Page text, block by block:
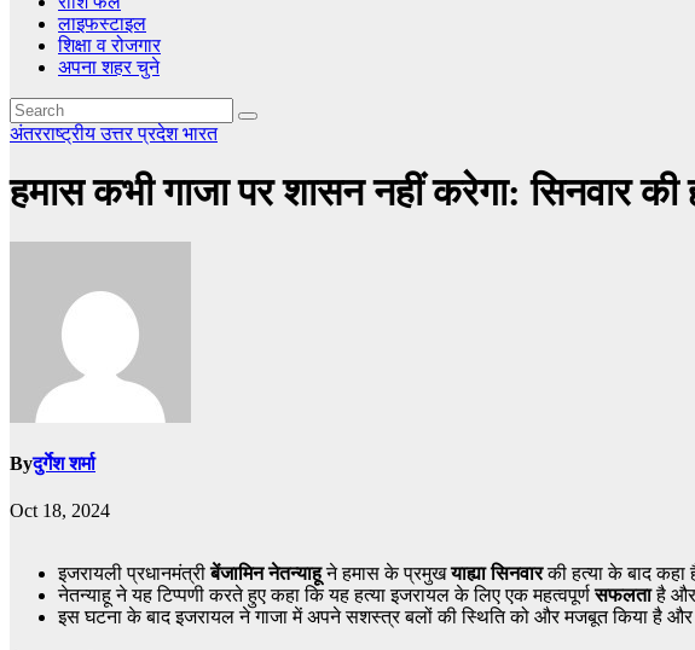
लाइफस्टाइल
शिक्षा व रोजगार
अपना शहर चुने
अंतरराष्ट्रीयउत्तर प्रदेशभारत
हमास कभी गाजा पर शासन नहीं करेगा: सिनवार
Byदुर्गेश शर्मा
Oct 18, 2024
इजरायली प्रधानमंत्रीबेंजामिन नेतन्याहूने हमास के प्रमुखयाह्या सिनवारकी हत्या के बाद कहा
नेतन्याहू ने यह टिप्पणी करते हुए कहा कि यह हत्या इजरायल के लिए एक महत्वपूर्णसफलताहै और
इस घटना के बाद इजरायल ने गाजा में अपने सशस्त्र बलों की स्थिति को और मजबूत किया है